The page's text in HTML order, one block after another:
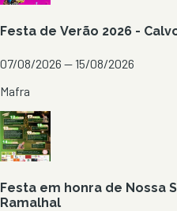
Festa de Verão 2026 -
07/08/2026 — 15/08/2026
Mafra
Festa em honra de Nossa
Ramalhal